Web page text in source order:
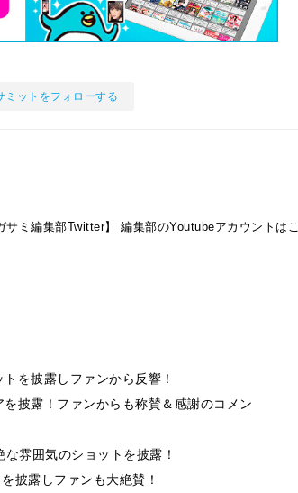
ミットをフォローする
サミ編集部Twitter】
編集部のYoutubeアカウントはこ
を披露しファンから反響！
披露！ファンからも称賛＆感謝のコメン
雰囲気のショットを披露！
披露しファンも大絶賛！